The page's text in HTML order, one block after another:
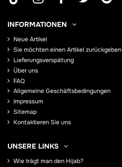
INFORMATIONEN
Neue Artikel
Sie möchten einen Artikel zurückgeben
Lieferungsverspätung
Über uns
FAQ
Allgemeine Geschäftsbedingungen
Impressum
Sitemap
Kontaktieren Sie uns
UNSERE LINKS
Wie trägt man den Hijab?